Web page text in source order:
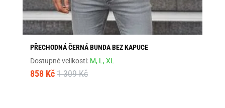
PŘECHODNÁ ČERNÁ BUNDA BEZ KAPUCE
Dostupné velikosti: M, L,XL
858 Kč 1 309 Kč